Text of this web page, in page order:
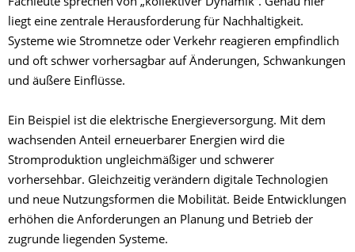
Fachleute sprechen von „kollektiver Dynamik“. Genau hier
liegt eine zentrale Herausforderung für Nachhaltigkeit.
Systeme wie Stromnetze oder Verkehr reagieren empfindlich
und oft schwer vorhersagbar auf Änderungen, Schwankungen
und äußere Einflüsse.
Ein Beispiel ist die elektrische Energieversorgung. Mit dem
wachsenden Anteil erneuerbarer Energien wird die
Stromproduktion ungleichmäßiger und schwerer
vorhersehbar. Gleichzeitig verändern digitale Technologien
und neue Nutzungsformen die Mobilität. Beide Entwicklungen
erhöhen die Anforderungen an Planung und Betrieb der
zugrunde liegenden Systeme.